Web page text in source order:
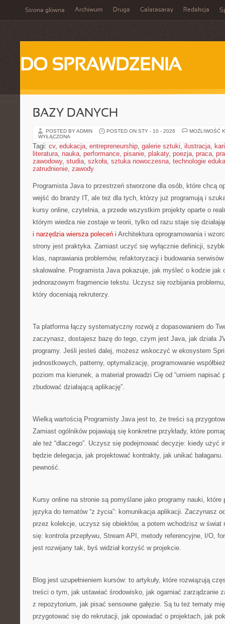
Strona główna Archiwum Druga Galatasaray Redakcja
DO SPRAWDZENIA
BAZY DANYCH
POSTED BY ADMIN POSTED ON STY - 10 - 2026
MOŻLIWOŚĆ
WYŁĄCZONA
Tagi: cv, edukacja, entrepreneurship, galerie sztuki, ilustracja,
literatura, nauka, performance, pisanie, plakaty, poezja, praca,
zawodowy, studia, szkoła, sztuka nowoczesna, technologie
zatrudnienie, zawody
Programista Java to przestrzeń stworzone dla osób, które chcą
wejść do branży IT, ale też dla tych, którzy już programują i
kursy online, czytelnia, a przede wszystkim projekty oparte o
którym wiedza nie zostaje w teorii, tylko od razu staje się
i narzędzia wiersza poleceń i Architektura oprogramowania i
strony jest praktyka. Zamiast uczyć się wyłącznie definicji,
klas, naprawiania problemów, refaktoryzacji i budowania
skalowalne. Programista Java pokazuje, jak myśleć o kodzie jak
jednorazowym fragmencie tekstu. Uczysz się rozbijania
który doceniają rekruterzy.
Ta platforma łączy systematyczny rozwój z dopasowaniem do
zaczynasz, dostajesz bazę do tego, czym jest Java, jak działa
programy. Jeśli jesteś dalej, możesz wskoczyć w ekosystem
jednostkowych, patterny, optymalizację, programowanie
poziom ma kierunek, a materiał prowadzi Cię od “umiem napisać
zbudować działającą aplikację”.
Wielką wartością Programisty Java jest to, że treści są
Zamiast ogólników pojawiają się konkretne przykłady, które
ale też “dlaczego”. Uczysz się podejmować decyzje: kiedy użyć
będzie delegacja, jak projektować kontrakty, jak unikać
pewność.
Kursy online na stronie są pomyślane jako programy nauki, które
języka do tematów “z życia”: komunikacja aplikacji. Zaczynasz
przez kolekcje, uczysz się obiektów, a potem wchodzisz w świat
się: kontrola przepływu, Stream API, metody referencyjne, I/O,
jest rozwijany tak, byś widział korzyść w projekcie.
Blog jest uzupełnieniem kursów: to artykuły, które rozwiązują
treści o tym, jak ustawiać środowisko, jak ogarniać zarządzanie
z repozytorium, jak pisać sensowne gałęzie. Są tu też tematy
przygotować się do rekrutacji, jak opowiadać o projektach, jak